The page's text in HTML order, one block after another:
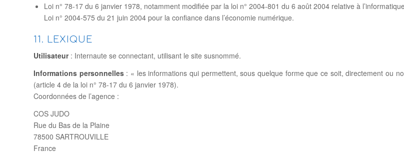
Loi n° 78-17 du 6 janvier 1978, notamment modifiée par la loi n° 2004-801 du 6 août 2004 relative à
Loi n° 2004-575 du 21 juin 2004 pour la confiance dans l’économie numérique.
11. LEXIQUE
Utilisateur: Internaute se connectant, utilisant le site susnommé.
Informations personnelles: « les informations qui permettent, sous quelque forme que ce soit, directement ou
(article 4 de la loi n° 78-17 du 6 janvier 1978).
Coordonnées de l’agence :
COS JUDO
Rue du Bas de la Plaine
78500 SARTROUVILLE
France